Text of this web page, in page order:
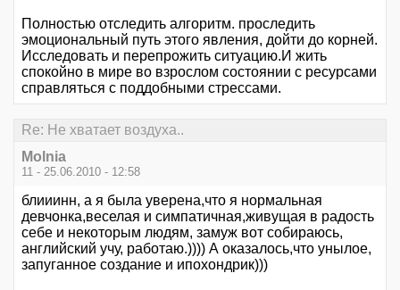
Полностью отследить алгоритм. проследить
эмоциональный путь этого явления, дойти до корней.
Исследовать и перепрожить ситуацию.И жить
спокойно в мире во взрослом состоянии с ресурсами
справляться с поддобными стрессами.
Re: Не хватает воздуха..
Molnia
11 - 25.06.2010 - 12:58
блииинн, а я была уверена,что я нормальная
девчонка,веселая и симпатичная,живущая в радость
себе и некоторым людям, замуж вот собираюсь,
английский учу, работаю.)))) А оказалось,что унылое,
запуганное создание и ипохондрик)))